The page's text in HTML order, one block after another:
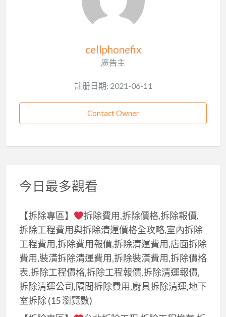
cellphonefix
廣告主
註册日期: 2021-06-11
Contact Owner
今日最多觀看
【拆除專區】
拆除費用,拆除價格,拆除報價,
拆除工程費用與拆除清運價格全攻略,室內拆除
工程費用,拆除費用報價,拆除清運費用,店面拆除
費用,裝潢拆除清運費用,拆除裝潢費用,拆除價格
表,拆除工程價格,拆除工程報價,拆除清運報價,
拆除清運公司,隔間拆除費用,廚具拆除清運,地下
室拆除(15 瀏覽數)